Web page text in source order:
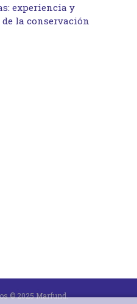
experiencia y
la conservación
© 2025 Marfund.